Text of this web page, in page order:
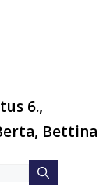
6.,
Bettina